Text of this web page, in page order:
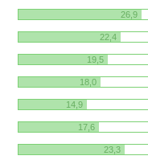
26,9
22,4
19,5
18,0
14,9
17,6
23,3